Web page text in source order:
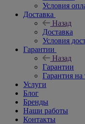
Условия
Доставка
Назад
Доставка
Условия
Гарантии
Назад
Гарантии
Гарантия на
Услуги
Блог
Бренды
Наши работы
Контакты